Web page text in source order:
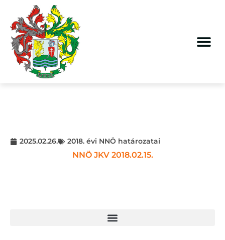
2025.02.26. 2018. évi NNÖ határozatai
NNÖ JKV 2018.02.15.